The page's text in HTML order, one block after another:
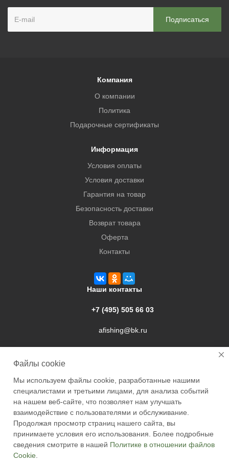
Компания
О компании
Политика
Подарочные сертификаты
Информация
Условия оплаты
Условия доставки
Гарантия на товар
Безопасность доставки
Возврат товара
Оферта
Контакты
Наши контакты
+7 (495) 505 66 03
afishing@bk.ru
2026 © Academyfishing - продажа товаров для рыбалки по
Москве и России
Файлы cookie
Мы используем файлы cookie, разработанные нашими
специалистами и третьими лицами, для анализа событий
на нашем веб-сайте, что позволяет нам улучшать
взаимодействие с пользователями и обслуживание.
Продолжая просмотр страниц нашего сайта, вы
принимаете условия его использования. Более подробные
сведения смотрите в нашей Политике в отношении файлов
Cookie